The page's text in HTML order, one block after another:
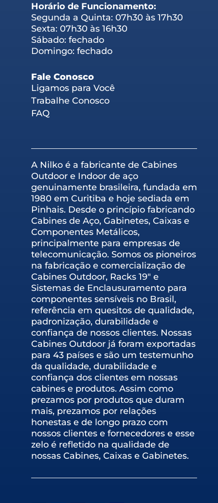
Horário de Funcionamento:
Segunda a Quinta: 07h30 às 17h30
Sexta: 07h30 às 16h30
Sábado: fechado
Domingo: fechado
Fale Conosco
Ligamos para Você
Trabalhe Conosco
FAQ
A Nilko é a fabricante de Cabines
Outdoor e Indoor de aço
genuinamente brasileira, fundada em
1980 em Curitiba e hoje sediada em
Pinhais. Desde o princípio fabricando
Cabines de Aço, Gabinetes, Caixas e
Componentes Metálicos,
principalmente para empresas de
telecomunicação. Somos os pioneiros
na fabricação e comercialização de
Cabines Outdoor, Racks 19″ e
Sistemas de Enclausuramento para
componentes sensíveis no Brasil,
referência em quesitos de qualidade,
padronização, durabilidade e
confiança de nossos clientes. Nossas
Cabines Outdoor já foram exportadas
para 43 países e são um testemunho
da qualidade, durabilidade e
confiança dos clientes em nossas
cabines e produtos. Assim como
prezamos por produtos que duram
mais, prezamos por relações
honestas e de longo prazo com
nossos clientes e fornecedores e esse
zelo é refletido na qualidade de
nossas Cabines, Caixas e Gabinetes.